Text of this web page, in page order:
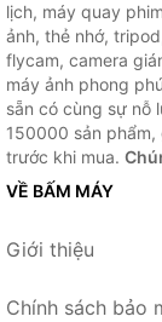
lịch, máy quay
ảnh, thẻ nhớ,
flycam, camera
máy ảnh phong
sẵn có cùng sự nỗ
150000 sản
trước khi mua.
VỀ BẤM MÁY
Giới thiệu
Chính sách bảo